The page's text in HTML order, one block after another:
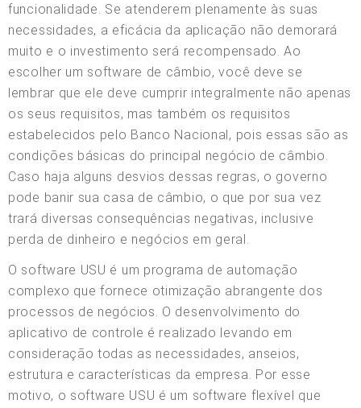
funcionalidade. Se atenderem plenamente às suas
necessidades, a eficácia da aplicação não demorará
muito e o investimento será recompensado. Ao
escolher um software de câmbio, você deve se
lembrar que ele deve cumprir integralmente não apenas
os seus requisitos, mas também os requisitos
estabelecidos pelo Banco Nacional, pois essas são as
condições básicas do principal negócio de câmbio.
Caso haja alguns desvios dessas regras, o governo
pode banir sua casa de câmbio, o que por sua vez
trará diversas consequências negativas, inclusive
perda de dinheiro e negócios em geral.
O software USU é um programa de automação
complexo que fornece otimização abrangente dos
processos de negócios. O desenvolvimento do
aplicativo de controle é realizado levando em
consideração todas as necessidades, anseios,
estrutura e características da empresa. Por esse
motivo, o software USU é um software flexível que